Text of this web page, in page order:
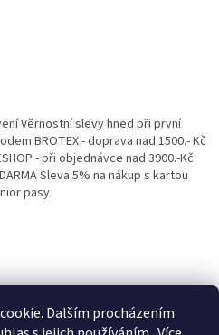
Dalším procházením
Věrnostní slevy hned při první
BROTEX - doprava nad 1500.- Kč
- při objednávce nad 3900.-Kč
Sleva 5% na nákup s kartou
pasy